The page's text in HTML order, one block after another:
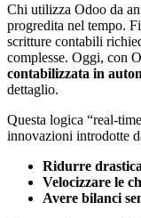
Chi utilizza Odoo da
progredita nel tempo.
scritture contabili
complesse. Oggi, con
contabilizzata in
dettaglio.
Questa logica “real-
innovazioni introdotte
Ridurre
Velocizzare le
Avere bilanci